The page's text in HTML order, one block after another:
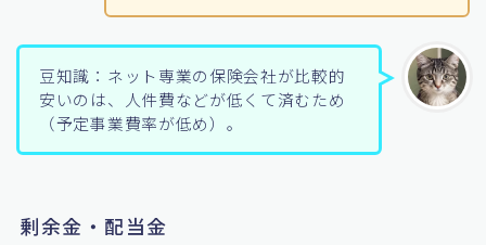
豆知識：ネット専業の保険会社が比較的
安いのは、人件費などが低くて済むため
（予定事業費率が低め）。
剰余金・配当金